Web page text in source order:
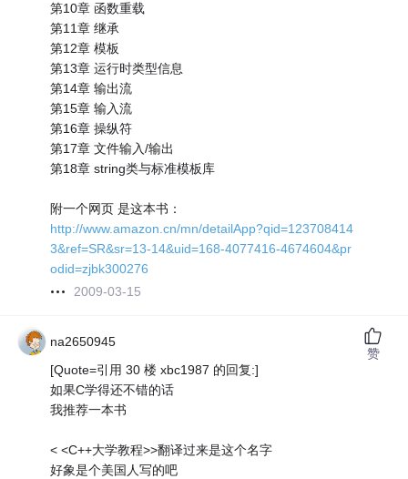
第10章 函数重载
第11章 继承
第12章 模板
第13章 运行时类型信息
第14章 输出流
第15章 输入流
第16章 操纵符
第17章 文件输入/输出
第18章 string类与标准模板库
附一个网页 是这本书：
http://www.amazon.cn/mn/detailApp?qid=123708414
3&ref=SR&sr=13-14&uid=168-4077416-4674604&pr
odid=zjbk300276
2009-03-15
na2650945
[Quote=引用 30 楼 xbc1987 的回复:]
如果C学得还不错的话
我推荐一本书
< <C++大学教程>>翻译过来是这个名字
好象是个美国人写的吧
赞